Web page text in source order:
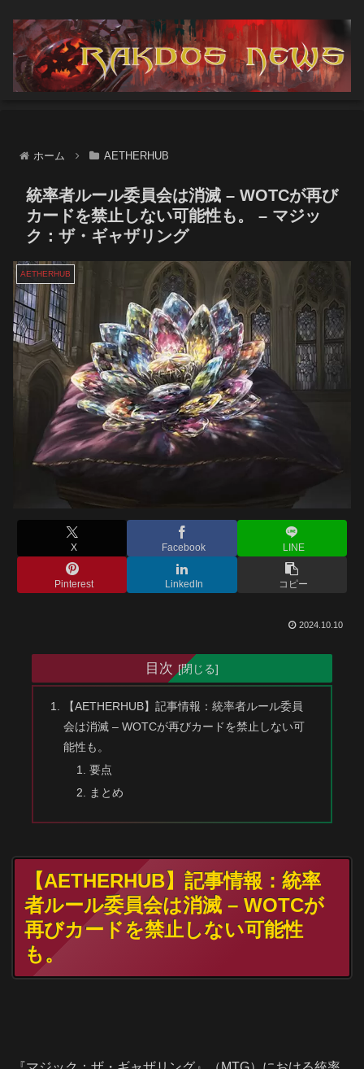
ホーム AETHERHUB
統率者ルール委員会は消滅 – WOTCが再び
カードを禁止しない可能性も。 – マジッ
ク：ザ・ギャザリング
AETHERHUB
X Facebook LINE
Pinterest LinkedIn コピー
2024.10.10
目次
【AETHERHUB】記事情報：統率者ルール委員
会は消滅 – WOTCが再びカードを禁止しない可
能性も。
要点
まとめ
【AETHERHUB】記事情報：統率
者ルール委員会は消滅 – WOTCが
再びカードを禁止しない可能性
も。